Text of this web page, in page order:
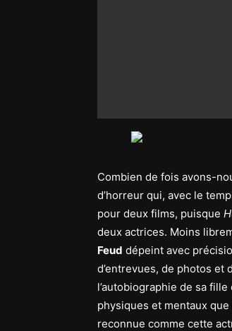
Combien de fois avons-
d’horreur qui, avec le
pour deux films, puisque
deux actrices. Moins
Feud dépeint avec
d’entrevues, de photos et
l’autobiographie de sa fille
physiques et mentaux
reconnue comme cette